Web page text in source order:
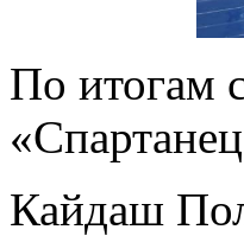
По итогам
Кайдаш